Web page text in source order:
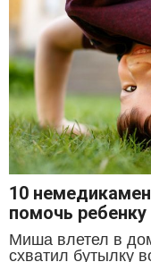
10
помочь
Миша влетел в
схватил бутылку